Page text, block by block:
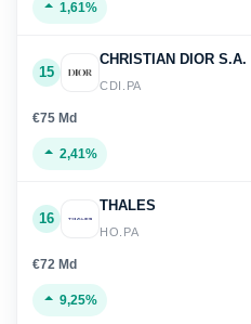
1,61%
15
CHRISTIAN DIOR S.A.
CDI.PA
€75 Md
2,41%
16
THALES
HO.PA
€72 Md
9,25%